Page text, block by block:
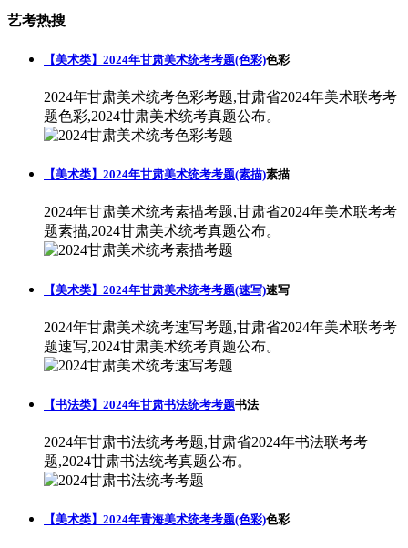
艺考热搜
【美术类】2024年甘肃美术统考考题(色彩)色彩
2024年甘肃美术统考色彩考题,甘肃省2024年美术联考考
题色彩,2024甘肃美术统考真题公布。
【美术类】2024年甘肃美术统考考题(素描)素描
2024年甘肃美术统考素描考题,甘肃省2024年美术联考考
题素描,2024甘肃美术统考真题公布。
【美术类】2024年甘肃美术统考考题(速写)速写
2024年甘肃美术统考速写考题,甘肃省2024年美术联考考
题速写,2024甘肃美术统考真题公布。
【书法类】2024年甘肃书法统考考题书法
2024年甘肃书法统考考题,甘肃省2024年书法联考考
题,2024甘肃书法统考真题公布。
【美术类】2024年青海美术统考考题(色彩)色彩